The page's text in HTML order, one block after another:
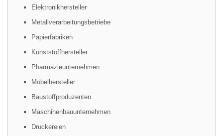
Elektronikhersteller
Metallverarbeitungsbetriebe
Papierfabriken
Kunststoffhersteller
Pharmazieunternehmen
Möbelhersteller
Baustoffproduzenten
Maschinenbauunternehmen
Druckereien